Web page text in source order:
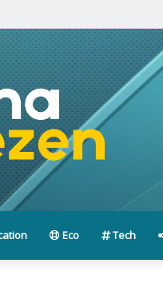
Eco Tech